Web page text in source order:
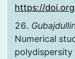
https://
Numerical